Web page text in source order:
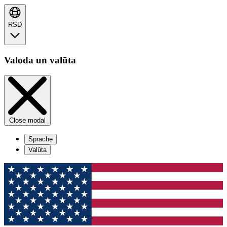
RSD
Valoda un valūta
Close modal
Sprache
Valūta